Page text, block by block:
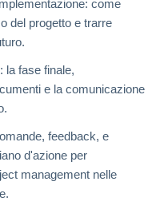
come
del progetto e trarre
la fase finale,
e la comunicazione
feedback, e
d'azione per
management nelle